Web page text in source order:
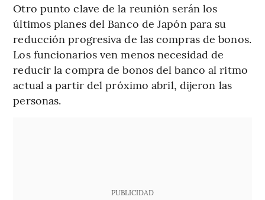
Otro punto clave de la reunión serán los
últimos planes del Banco de Japón para su
reducción progresiva de las compras de bonos.
Los funcionarios ven menos necesidad de
reducir la compra de bonos del banco al ritmo
actual a partir del próximo abril, dijeron las
personas.
PUBLICIDAD